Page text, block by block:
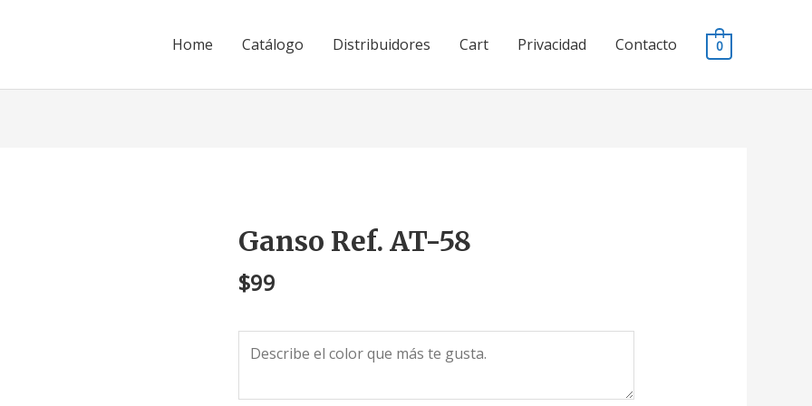
Home Catálogo Distribuidores Cart Privacidad Contacto 0
Ganso Ref. AT-58
$99
Ganso
Ref.
AT-